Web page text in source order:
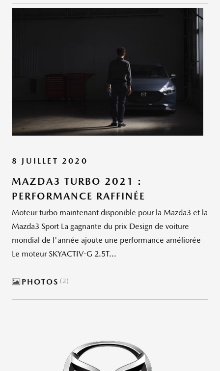
8 JUILLET 2020
MAZDA3 TURBO 2021 :
PERFORMANCE RAFFINÉE
Moteur turbo maintenant disponible pour la Mazda3 et la
Mazda3 Sport La gagnante du prix Design de voiture
mondial de l'année ajoute une performance améliorée
Le moteur SKYACTIV-G 2.5T...
PHOTOS 2